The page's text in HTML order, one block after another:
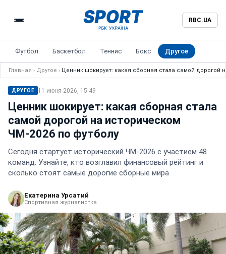
RBC.UA
Футбол Баскетбол Теннис Бокс Другое
Главная › Другое › Ценник шокирует: какая сборная стала самой дорогой
ДРУГОЕ 11 июня 2026, 15:49
Ценник шокирует: какая сборная стала
самой дорогой на историческом
ЧМ-2026 по футболу
Сегодня стартует исторический ЧМ-2026 с участием 48
команд. Узнайте, кто возглавил финансовый рейтинг и
сколько стоят самые дорогие сборные мира
Екатерина Урсатий
Спортивная журналистка